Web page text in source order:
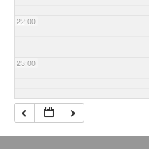
22:00
23:00